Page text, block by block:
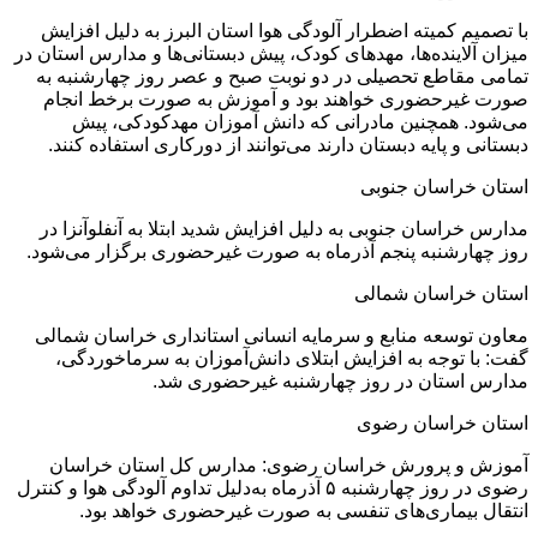
با تصمیم کمیته اضطرار آلودگی هوا استان البرز به دلیل افزایش
میزان آلاینده‌ها، مهد‌های کودک، پیش دبستانی‌ها و مدارس استان در
تمامی مقاطع تحصیلی در دو نوبت صبح و عصر روز‌ چهارشنبه به
صورت غیرحضوری خواهند بود و آموزش به صورت برخط انجام
می‌شود. همچنین مادرانی که دانش آموزان مهدکودکی، پیش
دبستانی و پایه دبستان دارند می‌توانند از دورکاری استفاده کنند.
استان خراسان جنوبی
مدارس خراسان جنوبی به دلیل افزایش شدید ابتلا به آنفلوآنزا در
روز‌ چهارشنبه پنجم آذرماه به صورت غیرحضوری برگزار می‌شود.
استان خراسان شمالی
معاون توسعه منابع و سرمایه انسانی استانداری خراسان شمالی
گفت: با توجه به افزایش ابتلای دانش‌آموزان به سرماخوردگی،
مدارس استان در روز‌ چهارشنبه غیرحضوری شد.
استان خراسان رضوی
آموزش و پرورش خراسان رضوی: مدارس کل استان خراسان
رضوی در روز چهارشنبه ۵ آذرماه به‌دلیل تداوم آلودگی هوا و کنترل
انتقال بیماری‌های تنفسی به صورت غیرحضوری خواهد بود.